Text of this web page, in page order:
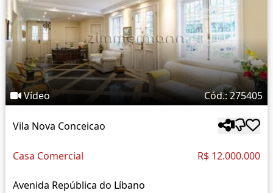
Vídeo Cód.: 275405
Vila Nova Conceicao
Casa Comercial R$ 12.000.000
Avenida República do Líbano